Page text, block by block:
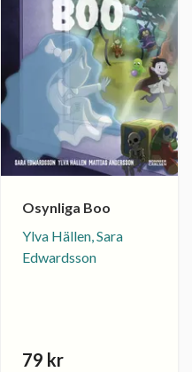
Osynliga Boo
Ylva Hällen, Sara
Edwardsson
79 kr